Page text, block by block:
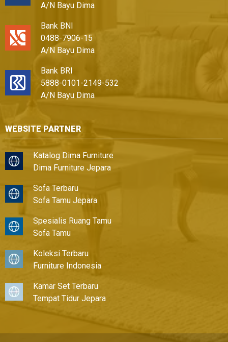
A/N Bayu Dima
Bank BNI
0488-7906-15
A/N Bayu Dima
Bank BRI
5888-0101-2149-532
A/N Bayu Dima
WEBSITE PARTNER
Katalog Dima Furniture
Dima Furniture Jepara
Sofa Terbaru
Sofa Tamu Jepara
Spesialis Ruang Tamu
Sofa Tamu
Koleksi Terbaru
Furniture Indonesia
Kamar Set Terbaru
Tempat Tidur Jepara